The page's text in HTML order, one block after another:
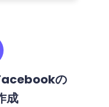
の
成